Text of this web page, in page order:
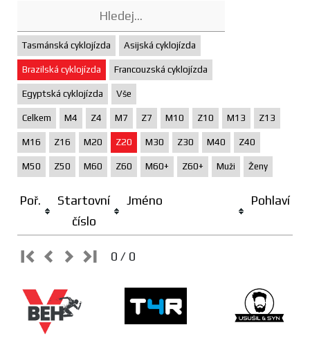
Tasmánská cyklojízda Asijská cyklojízda
Brazilská cyklojízda Francouzská cyklojízda
Egyptská cyklojízda Vše
Celkem M4 Z4 M7 Z7 M10 Z10 M13 Z13
M16 Z16 M20 Z20 M30 Z30 M40 Z40
M50 Z50 M60 Z60 M60+ Z60+ Muži Ženy
Poř.
Startovní
číslo
Jméno Pohlaví
0 / 0